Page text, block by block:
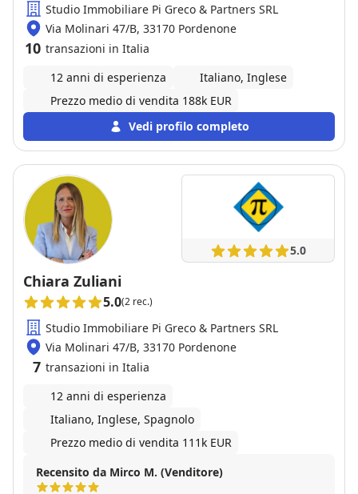
Studio Immobiliare Pi Greco & Partners SRL
Via Molinari 47/B, 33170 Pordenone
10 transazioni in Italia
12 anni di esperienza
Italiano, Inglese
Prezzo medio di vendita 188k EUR
Vedi profilo completo
5.0
Chiara Zuliani
5.0(2 rec.)
Studio Immobiliare Pi Greco & Partners SRL
Via Molinari 47/B, 33170 Pordenone
7 transazioni in Italia
12 anni di esperienza
Italiano, Inglese, Spagnolo
Prezzo medio di vendita 111k EUR
Recensito da Mirco M. (Venditore)